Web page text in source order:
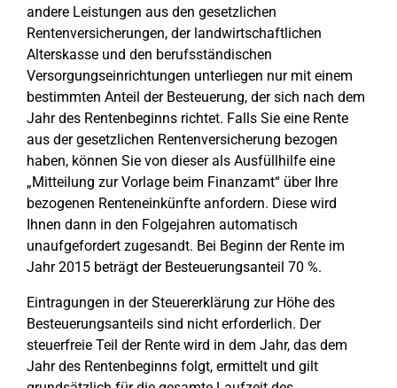
andere Leistungen aus den gesetzlichen
Rentenversicherungen, der landwirtschaftlichen
Alterskasse und den berufsständischen
Versorgungseinrichtungen unterliegen nur mit einem
bestimmten Anteil der Besteuerung, der sich nach dem
Jahr des Rentenbeginns richtet. Falls Sie eine Rente
aus der gesetzlichen Rentenversicherung bezogen
haben, können Sie von dieser als Ausfüllhilfe eine
„Mitteilung zur Vorlage beim Finanzamt“ über Ihre
bezogenen Renteneinkünfte anfordern. Diese wird
Ihnen dann in den Folgejahren automatisch
unaufgefordert zugesandt. Bei Beginn der Rente im
Jahr 2015 beträgt der Besteuerungsanteil 70 %.
Eintragungen in der Steuererklärung zur Höhe des
Besteuerungsanteils sind nicht erforderlich. Der
steuerfreie Teil der Rente wird in dem Jahr, das dem
Jahr des Rentenbeginns folgt, ermittelt und gilt